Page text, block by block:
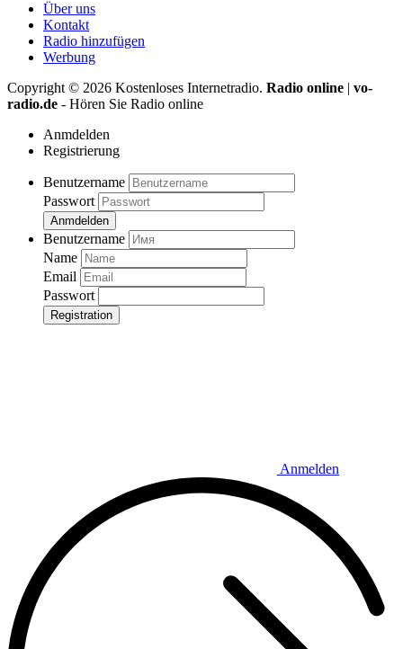
Über uns
Kontakt
Radio hinzufügen
Werbung
Copyright © 2026 Kostenloses Internetradio. Radio online | vo-
radio.de - Hören Sie Radio online
Anmdelden
Registrierung
Benutzername
Passwort
Anmdelden
Benutzername
Name
Email
Passwort
Registration
Anmelden